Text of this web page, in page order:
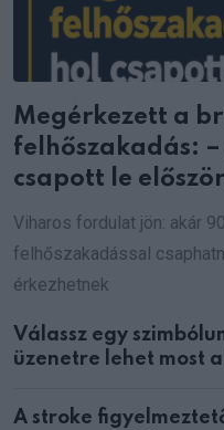
Megérkezett a
felhőszakadás:
csapott le
Viharos fordulat jön: akár
felhőszakadással
érkezhetnek
Válassz egy
üzenetre lehet most
A stroke